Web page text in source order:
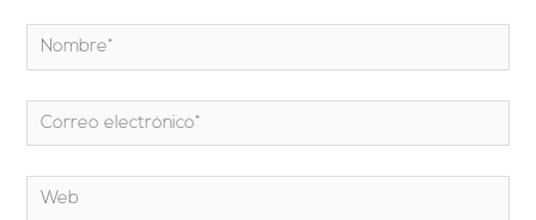
Nombre*
Correo
electrónico*
Web